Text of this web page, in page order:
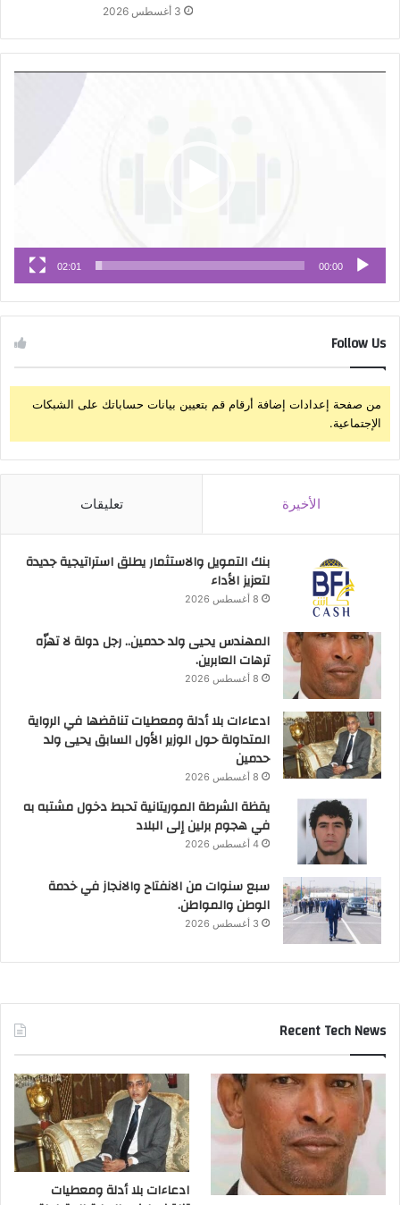
3 أغسطس 2026
00:00
02:01
Follow Us
من صفحة إعدادات إضافة أرقام قم بتعيين بيانات حساباتك على الشبكات
الإجتماعية.
الأخيرة تعليقات
بنك التمويل والاستثمار يطلق استراتيجية جديدة
لتعزيز الأداء
8 أغسطس 2026
المهندس يحيى ولد حدمين.. رجل دولة لا تهزّه
ترهات العابرين.
8 أغسطس 2026
ادعاءات بلا أدلة ومعطيات تناقضها في الرواية
المتداولة حول الوزير الأول السابق يحيى ولد
حدمين
8 أغسطس 2026
يقظة الشرطة الموريتانية تحبط دخول مشتبه به
في هجوم برلين إلى البلاد
4 أغسطس 2026
سبع سنوات من الانفتاح والانجاز في خدمة
الوطن والمواطن.
3 أغسطس 2026
Recent Tech News
ادعاءات بلا أدلة ومعطيات